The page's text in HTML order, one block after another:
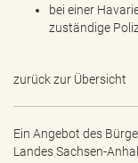
bei einer
zuständige
zurück zur Übersicht
Ein Angebot des
Landes Sachsen-